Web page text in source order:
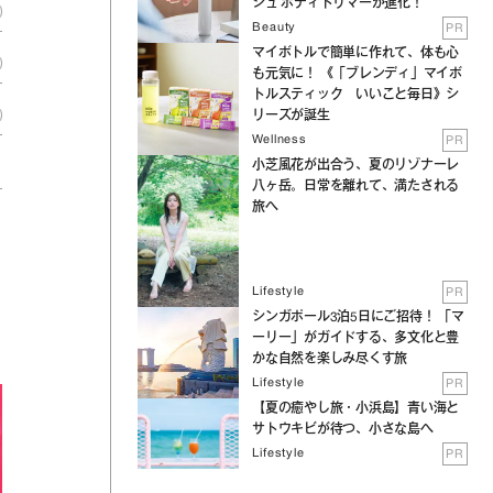
シュ ボディトリマーが進化！
Beauty PR
マイボトルで簡単に作れて、体も心
も元気に！ 《「ブレンディ」マイボ
トルスティック いいこと毎日》シ
リーズが誕生
Wellness PR
小芝風花が出合う、夏のリゾナーレ
八ヶ岳。日常を離れて、満たされる
旅へ
Lifestyle PR
シンガポール3泊5日にご招待！ 「マ
ーリー」がガイドする、多文化と豊
かな自然を楽しみ尽くす旅
Lifestyle PR
【夏の癒やし旅・小浜島】青い海と
サトウキビが待つ、小さな島へ
Lifestyle PR